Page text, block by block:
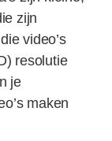
zijn
video’s
resolutie
je
maken